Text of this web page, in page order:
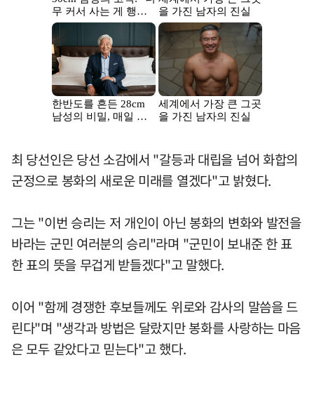
최 당선인은 당선 소감에서 "갈등과 대립을 넘어 화합의
군정으로 봉화의 새로운 미래를 열겠다"고 밝혔다.
그는 "이번 승리는 저 개인이 아닌 봉화의 변화와 발전을
바라는 군민 여러분의 승리"라며 "군민이 보내준 한 표
한 표의 뜻을 무겁게 받들겠다"고 말했다.
이어 "함께 경쟁한 후보들께도 위로와 감사의 말씀을 드
린다"며 "생각과 방법은 달랐지만 봉화를 사랑하는 마음
은 모두 같았다고 믿는다"고 했다.